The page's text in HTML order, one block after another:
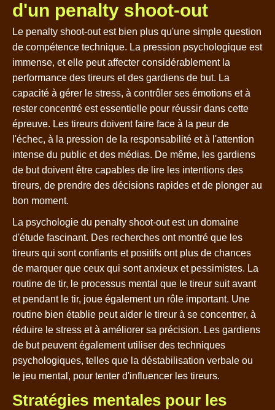
d'un penalty shoot-out
Le penalty shoot-out est bien plus qu'une simple question
de compétence technique. La pression psychologique est
immense, et elle peut affecter considérablement la
performance des tireurs et des gardiens de but. La
capacité à gérer le stress, à contrôler ses émotions et à
rester concentré est essentielle pour réussir dans cette
épreuve. Les tireurs doivent faire face à la peur de
l'échec, à la pression de la responsabilité et à l'attention
intense du public et des médias. De même, les gardiens
de but doivent être capables de lire les intentions des
tireurs, de prendre des décisions rapides et de plonger au
bon moment.
La psychologie du penalty shoot-out est un domaine
d'étude fascinant. Des recherches ont montré que les
tireurs qui sont confiants et positifs ont plus de chances
de marquer que ceux qui sont anxieux et pessimistes. La
routine de tir, le processus mental que le tireur suit avant
et pendant le tir, joue également un rôle important. Une
routine bien établie peut aider le tireur à se concentrer, à
réduire le stress et à améliorer sa précision. Les gardiens
de but peuvent également utiliser des techniques
psychologiques, telles que la déstabilisation verbale ou
le jeu mental, pour tenter d'influencer les tireurs.
Stratégies mentales pour les